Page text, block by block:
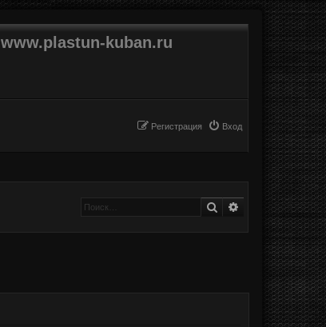
www.plastun-kuban.ru
Вход
Регистрация
Поиск Расширенный